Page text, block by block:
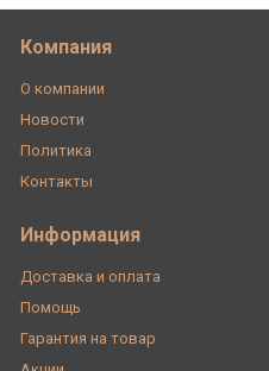
Компания
О компании
Новости
Политика
Контакты
Информация
Доставка и оплата
Помощь
Гарантия на товар